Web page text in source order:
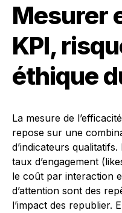
Mesurer
KPI,
éthique
La mesure de
repose sur une
d’indicateurs
taux d’engagement
le coût par interaction
d’attention sont des
l’impact des republier.